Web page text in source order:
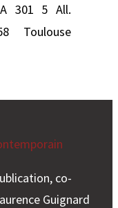
301 5 All.
Toulouse
co-
Guignard